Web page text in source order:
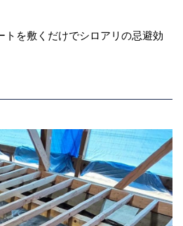
トを敷くだけでシロアリの忌避効